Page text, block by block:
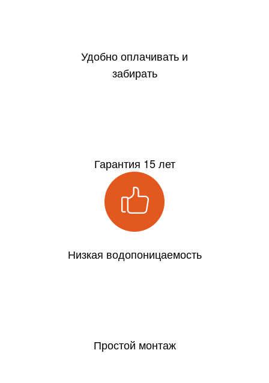
Удобно оплачивать и
забирать
Гарантия 15 лет
Низкая водопоницаемость
Простой монтаж